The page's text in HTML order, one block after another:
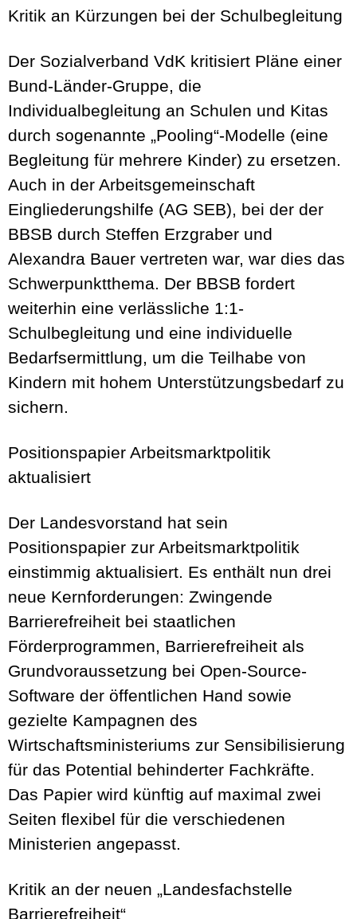
Kritik an Kürzungen bei der Schulbegleitung
Der Sozialverband VdK kritisiert Pläne einer
Bund-Länder-Gruppe, die
Individualbegleitung an Schulen und Kitas
durch sogenannte „Pooling“-Modelle (eine
Begleitung für mehrere Kinder) zu ersetzen.
Auch in der Arbeitsgemeinschaft
Eingliederungshilfe (AG SEB), bei der der
BBSB durch Steffen Erzgraber und
Alexandra Bauer vertreten war, war dies das
Schwerpunktthema. Der BBSB fordert
weiterhin eine verlässliche 1:1-
Schulbegleitung und eine individuelle
Bedarfsermittlung, um die Teilhabe von
Kindern mit hohem Unterstützungsbedarf zu
sichern.
Positionspapier Arbeitsmarktpolitik
aktualisiert
Der Landesvorstand hat sein
Positionspapier zur Arbeitsmarktpolitik
einstimmig aktualisiert. Es enthält nun drei
neue Kernforderungen: Zwingende
Barrierefreiheit bei staatlichen
Förderprogrammen, Barrierefreiheit als
Grundvoraussetzung bei Open-Source-
Software der öffentlichen Hand sowie
gezielte Kampagnen des
Wirtschaftsministeriums zur Sensibilisierung
für das Potential behinderter Fachkräfte.
Das Papier wird künftig auf maximal zwei
Seiten flexibel für die verschiedenen
Ministerien angepasst.
Kritik an der neuen „Landesfachstelle
Barrierefreiheit“